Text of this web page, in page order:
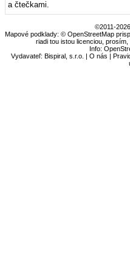
a čtečkami.
©2011-
Mapové podklady: © OpenStreetMap
riadi tou istou licenciou,
Info:
Vydavateľ: Bispiral, s.r.o. |O nás |